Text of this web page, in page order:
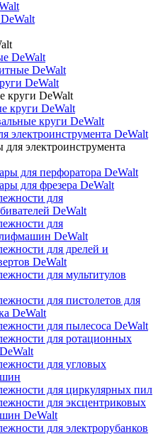
DeWalt
DeWalt
DeWalt
круги DeWalt
круги DeWalt
круги DeWalt
электроинструмента DeWalt
для электроинструмента
для перфоратора DeWalt
для фрезера DeWalt
для
DeWalt
для
DeWalt
для дрелей и
DeWalt
для мультитулов
для пистолетов для
DeWalt
для пылесоса DeWalt
для ротационных
для угловых
для циркулярных пил
для эксцентриковых
DeWalt
для электрорубанков